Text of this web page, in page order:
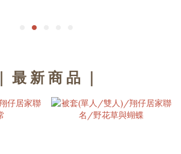
｜ 最 新 商 品 ｜